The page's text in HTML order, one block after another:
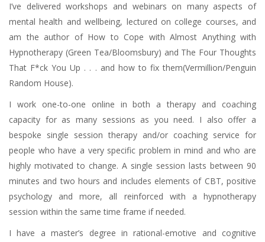
I’ve delivered workshops and webinars on many aspects of
mental health and wellbeing, lectured on college courses, and
am the author of How to Cope with Almost Anything with
Hypnotherapy (Green Tea/Bloomsbury) and The Four Thoughts
That F*ck You Up . . . and how to fix them(Vermillion/Penguin
Random House).
I work one-to-one online in both a therapy and coaching
capacity for as many sessions as you need. I also offer a
bespoke single session therapy and/or coaching service for
people who have a very specific problem in mind and who are
highly motivated to change. A single session lasts between 90
minutes and two hours and includes elements of CBT, positive
psychology and more, all reinforced with a hypnotherapy
session within the same time frame if needed.
I have a master’s degree in rational-emotive and cognitive